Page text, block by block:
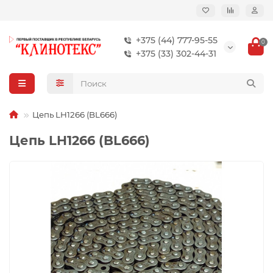
+375 (44) 777-95-55
+375 (33) 302-44-31
0
Цепь LH1266 (BL666)
Цепь LH1266 (BL666)